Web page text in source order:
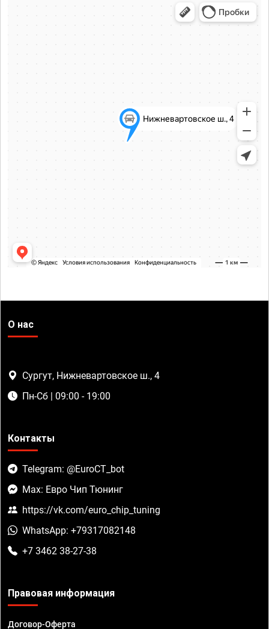
О нас
Сургут, Нижневартовское ш., 4
Пн-Сб | 09:00 - 19:00
Контакты
Telegram: @EuroCT_bot
Max: Евро Чип Тюнинг
https://vk.com/euro_chip_tuning
WhatsApp: +79317082148
+7 3462 38-27-38
Правовая информация
Договор-Оферта